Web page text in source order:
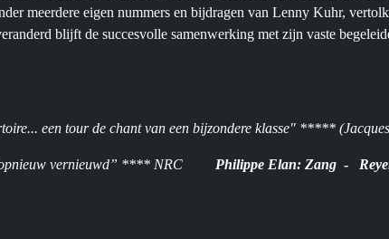
meerdere eigen nummers en bijdragen van Lenny Kuhr,
blijft de succesvolle samenwerking met zijn vaste
een tour de chant van een bijzondere klasse" *****
vernieuwd” **** NRC Philippe Elan: Zang -